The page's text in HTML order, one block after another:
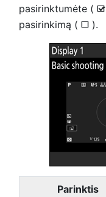
pasirinktumėte ( M
pasirinkimą ( U ).
Parinktis